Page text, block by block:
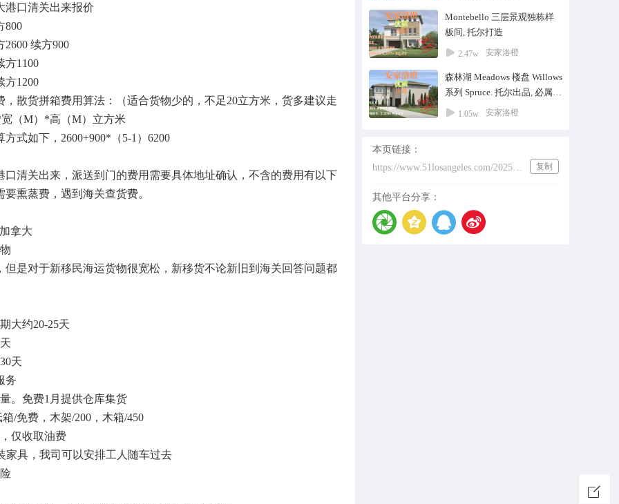
港口清关出来报价
800
续方900
方1100
方1200
散货拼箱费用算法：（适合货物少的，不足20立方米，货多建议走
（M）*高（M）立方米
式如下，2600+900*（5-1）6200
清关出来，派送到门的费用需要具体地址确认，不含的费用有以下
熏蒸费，遇到海关查货费。
拿大
是对于新移民海运货物很宽松，新移货不论新旧到海关回答问题都
大约20-25天
天
务
。免费1月提供仓库集货
/免费，木架/200，木箱/450
仅收取油费
家具，我司可以安排工人随车过去
Montebello 三层景观独栋样
板间, 托尔打造
2.47w 安家洛橙
森林湖 Meadows 楼盘 Willows
系列 Spruce. 托尔出品, 必属精
品户型十一
1.05w 安家洛橙
本页链接：
https://www.51losangeles.com/202532524
复制
其他平台分享：